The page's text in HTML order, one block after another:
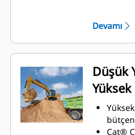
Menü
Devamı
Düşük
Cat®